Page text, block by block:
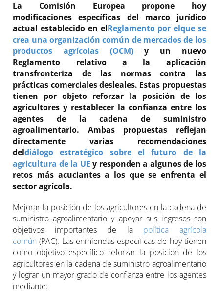
La Comisión Europea propone hoy
modificaciones específicas del marco jurídico
actual establecido en elReglamento por elque se
crea una organización común de mercados de los
productos agrícolas (OCM)
y un nuevo
Reglamento relativo a la aplicación
transfronteriza de las normas contra las
prácticas comerciales desleales. Estas propuestas
tienen por objeto reforzar la posición de los
agricultores y restablecer la confianza entre los
agentes de la cadena de suministro
agroalimentario. Ambas propuestas reflejan
directamente varias recomendaciones
deldiálogoestratégico sobre el futuro de la
agricultura de la UE y responden a algunos de los
retos más acuciantes a los que se enfrenta el
sector agrícola.
Mejorar la posición de los agricultores en la cadena de
suministro agroalimentario y apoyar sus ingresos son
objetivos importantes de la política agrícola
común (PAC). Las enmiendas específicas de hoy tienen
como objetivo específico reforzar la posición de los
agricultores en la cadena de suministro agroalimentario
y lograr un mayor grado de confianza entre los agentes
mediante: